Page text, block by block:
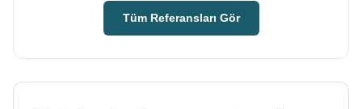
Tüm Referansları Gör